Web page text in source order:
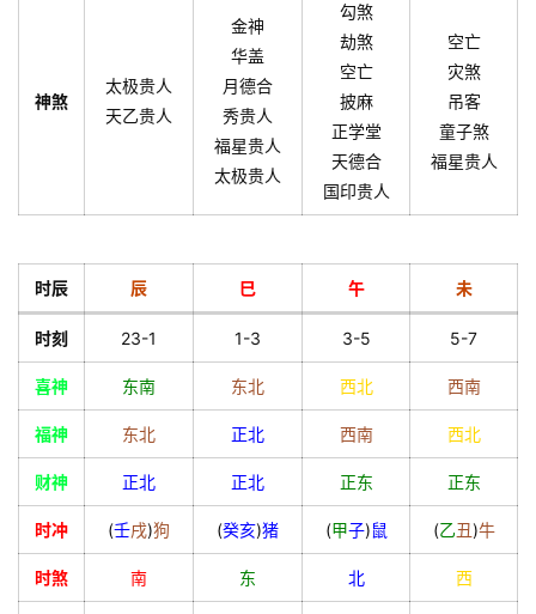
神煞
太极贵人
天乙贵人
金神
华盖
月德合
秀贵人
福星贵人
太极贵人
勾煞
劫煞
空亡
披麻
正学堂
天德合
国印贵人
空亡
灾煞
吊客
童子煞
福星贵人
时辰 辰 巳 午 未
时刻 23-1 1-3 3-5 5-7
喜神 东南 东北 西北 西南
福神 东北 正北 西南 西北
财神 正北 正北 正东 正东
时冲 (壬戌)狗 (癸亥)猪 (甲子)鼠 (乙丑)牛
时煞 南 东 北 西